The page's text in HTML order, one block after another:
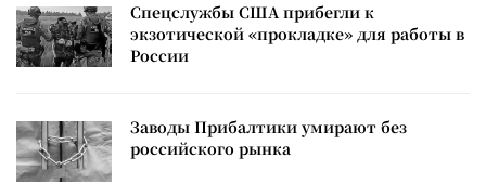
Спецслужбы США прибегли к
экзотической «прокладке» для работы в
России
Заводы Прибалтики умирают без
российского рынка